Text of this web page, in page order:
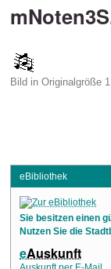
Bild in Originalgröße
eBibliothek
Sie besitzen einen
Nutzen Sie die
eAuskunft